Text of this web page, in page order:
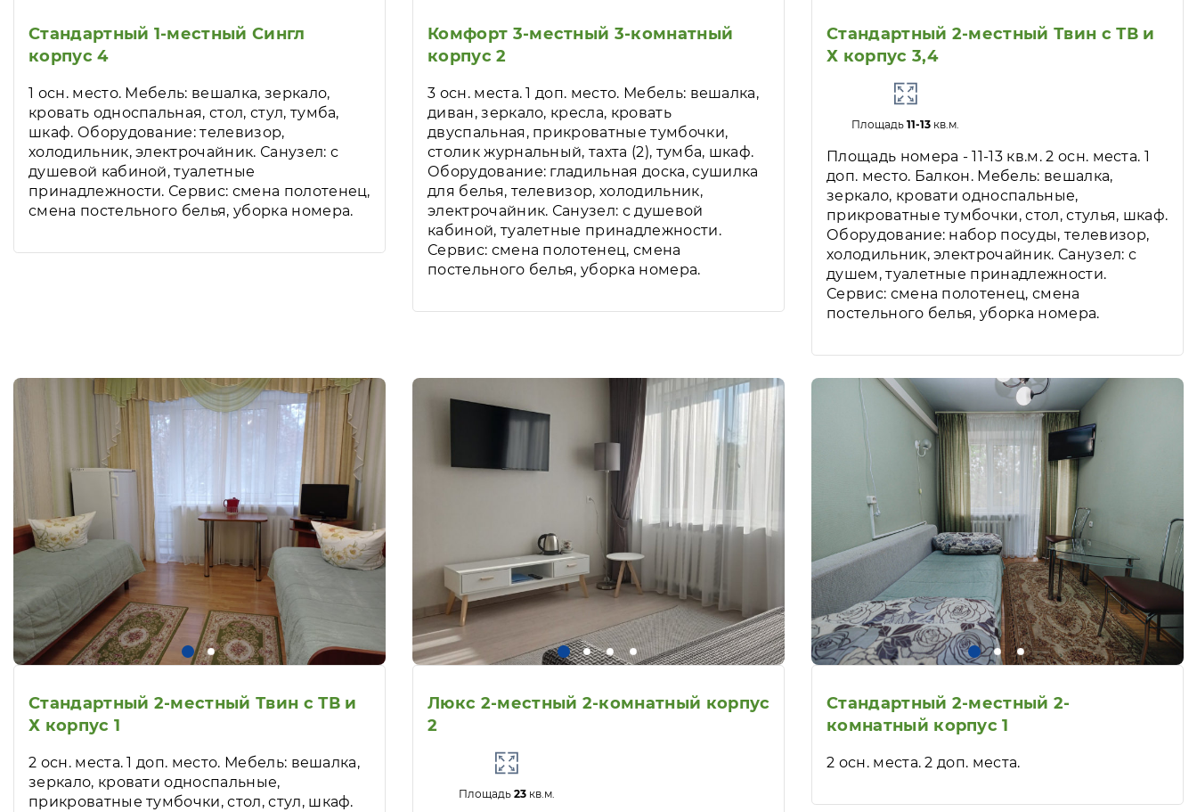
Стандартный 1-местный Сингл
корпус 4
1 осн. место. Мебель: вешалка, зеркало,
кровать односпальная, стол, стул, тумба,
шкаф. Оборудование: телевизор,
холодильник, электрочайник. Санузел: с
душевой кабиной, туалетные
принадлежности. Сервис: смена полотенец,
смена постельного белья, уборка номера.
Комфорт 3-местный 3-комнатный
корпус 2
3 осн. места. 1 доп. место. Мебель: вешалка,
диван, зеркало, кресла, кровать
двуспальная, прикроватные тумбочки,
столик журнальный, тахта (2), тумба, шкаф.
Оборудование: гладильная доска, сушилка
для белья, телевизор, холодильник,
электрочайник. Санузел: с душевой
кабиной, туалетные принадлежности.
Сервис: смена полотенец, смена
постельного белья, уборка номера.
Стандартный 2-местный Твин с ТВ и
Х корпус 3,4
Площадь11-13 кв.м.
Площадь номера - 11-13 кв.м. 2 осн. места. 1
доп. место. Балкон. Мебель: вешалка,
зеркало, кровати односпальные,
прикроватные тумбочки, стол, стулья, шкаф.
Оборудование: набор посуды, телевизор,
холодильник, электрочайник. Санузел: с
душем, туалетные принадлежности.
Сервис: смена полотенец, смена
постельного белья, уборка номера.
Стандартный 2-местный Твин с ТВ и
Х корпус 1
2 осн. места. 1 доп. место. Мебель: вешалка,
зеркало, кровати односпальные,
прикроватные тумбочки, стол, стул, шкаф.
Люкс 2-местный 2-комнатный корпус
2
Площадь 23кв.м.
Стандартный 2-местный 2-
комнатный корпус 1
2 осн. места. 2 доп. места.